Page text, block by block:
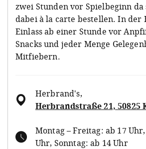
zwei Stunden vor Spielbeginn
dabei à la carte bestellen. In
Einlass ab einer Stunde vor
Snacks und jeder Menge
Mitfiebern.
Herbrand's,
Herbrandstraße 21, 50825
Montag – Freitag: ab 17
Uhr, Sonntag: ab 14 Uhr